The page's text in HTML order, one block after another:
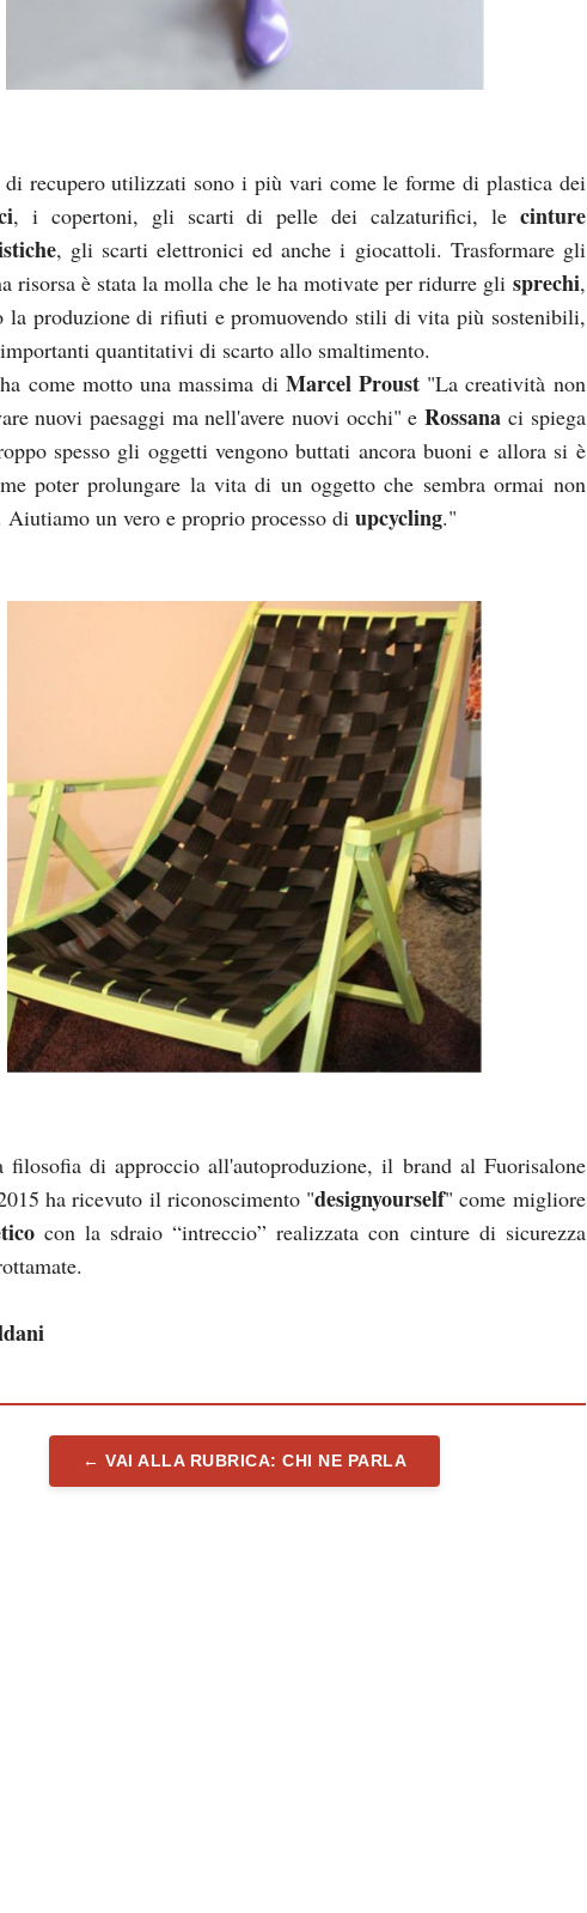
recupero utilizzati sono i più vari come le forme di plastica dei
, i copertoni, gli scarti di pelle dei calzaturifici, le cinture
, gli scarti elettronici ed anche i giocattoli. Trasformare gli
risorsa è stata la molla che le ha motivate per ridurre gli sprechi,
la produzione di rifiuti e promuovendo stili di vita più sostenibili,
quantitativi di scarto allo smaltimento.
come motto una massima di Marcel Proust"La creatività non
nuovi paesaggi ma nell'avere nuovi occhi" eRossana ci spiega
spesso gli oggetti vengono buttati ancora buoni e allora si è
poter prolungare la vita di un oggetto che sembra ormai non
Aiutiamo un vero e proprio processo diupcycling."
filosofia di approccio all'autoproduzione, il brand al Fuorisalone
ha ricevuto il riconoscimento "designyourself" come migliore
con la sdraio “intreccio” realizzata con cinture di sicurezza
← VAI ALLA RUBRICA: CHI NE PARLA